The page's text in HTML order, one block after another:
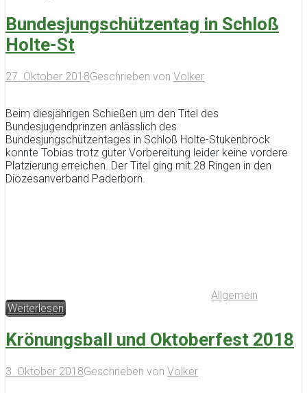
Bundesjungschützentag in Schloß
Holte-St
27. Oktober 2018Geschrieben von Volker
Beim diesjährigen Schießen um den Titel des
Bundesjugendprinzen anlässlich des
Bundesjungschützentages in Schloß Holte-Stukenbrock
konnte Tobias trotz guter Vorbereitung leider keine vordere
Platzierung erreichen. Der Titel ging mit 28 Ringen in den
Diözesanverband Paderborn.
Allgemein
Weiterlesen
Krönungsball und Oktoberfest 2018
3. Oktober 2018Geschrieben von Volker